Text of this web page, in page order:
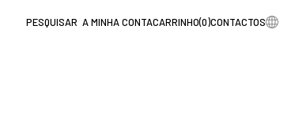
A MINHA CONTACARRINHO(0)CONTACTOS